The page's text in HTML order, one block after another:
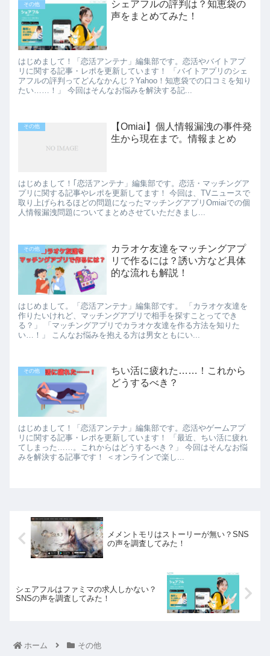
その他
シェアフルの評判は？知恵袋の
声をまとめてみた！
はじめまして！「恋活アンテナ」編集部です。恋活やバイトアプ
リに関する記事・レポを更新しています！ 「バイトアプリのシェ
アフルの評判ってどんなかんじ？Yahoo！知恵袋での口コミを知り
たい……！」 今回はそんなお悩みを解決する記...
その他
【Omiai】個人情報漏洩の事件発
生から現在まで。情報まとめ
はじめまして！｢恋活アンテナ」編集部です。恋活・マッチングア
プリに関する記事やレポを更新してます！ 今回は、TVニュースで
取り上げられるほどの問題になったマッチングアプリOmiaiでの個
人情報漏洩問題についてまとめさせていただきまし...
その他
カラオケ友達をマッチングアプ
リで作るには？誘い方など具体
的な流れも解説！
はじめまして。「恋活アンテナ」編集部です。 「カラオケ友達を
作りたいけれど、マッチングアプリで相手を探すことってでき
る？」 「マッチングアプリでカラオケ友達を作る方法を知りた
い…！」 こんなお悩みを抱える方は男女ともにい...
その他
ちい活に疲れた……！これから
どうするべき？
はじめまして！「恋活アンテナ」編集部です。恋活やゲームアプ
リに関する記事・レポを更新しています！ 「最近、ちい活に疲れ
てしまった……。これからはどうするべき？」 今回はそんなお悩
みを解決する記事です！ ＜オンラインで楽し...
メメントモリはストーリーが無い？SNS
の声を調査してみた！
シェアフルはファミマの求人しかない？
SNSの声を調査してみた！
ホーム その他